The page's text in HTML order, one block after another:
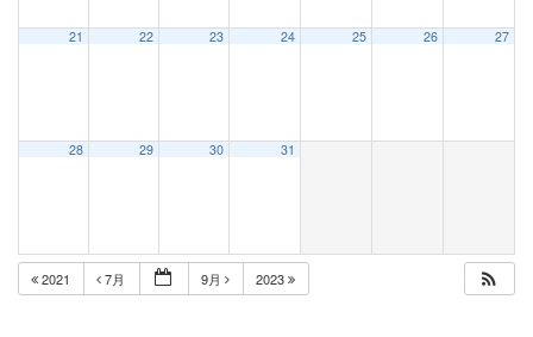
21 22 23 24 25 26 27
28 29 30 31
2021 7月 9月 2023